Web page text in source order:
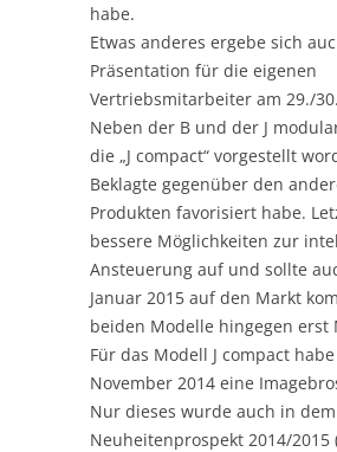
habe.
Etwas anderes ergebe sich
Präsentation für die eigenen
Vertriebsmitarbeiter am 29./
Neben der B und der J
die „J compact“ vorgestellt
Beklagte gegenüber den
Produkten favorisiert habe.
bessere Möglichkeiten zur
Ansteuerung auf und sollte
Januar 2015 auf den Markt
beiden Modelle hingegen erst
Für das Modell J compact
November 2014 eine
Nur dieses wurde auch in dem
Neuheitenprospekt 2014/2015